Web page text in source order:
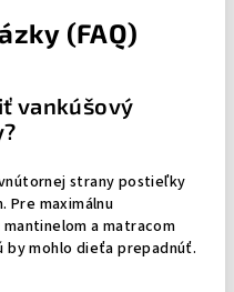
(FAQ)
vankúšový
strany postieľky
Pre maximálnu
a matracom
by mohlo dieťa prepadnúť.